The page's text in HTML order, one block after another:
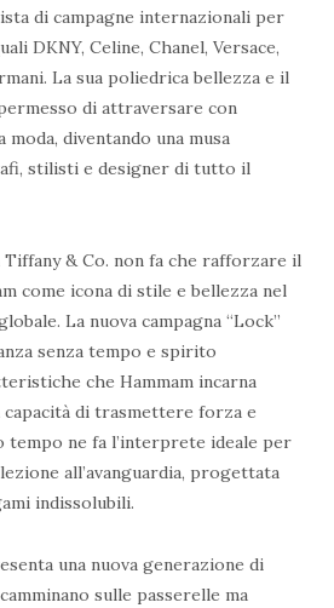
di campagne internazionali per
DKNY, Celine, Chanel, Versace,
La sua poliedrica bellezza e il
di attraversare con
diventando una musa
stilisti e designer di tutto il
& Co. non fa che rafforzare il
come icona di stile e bellezza nel
La nuova campagna “Lock”
senza tempo e spirito
che Hammam incarna
di trasmettere forza e
tempo ne fa l’interprete ideale per
all’avanguardia, progettata
indissolubili.
una nuova generazione di
sulle passerelle ma